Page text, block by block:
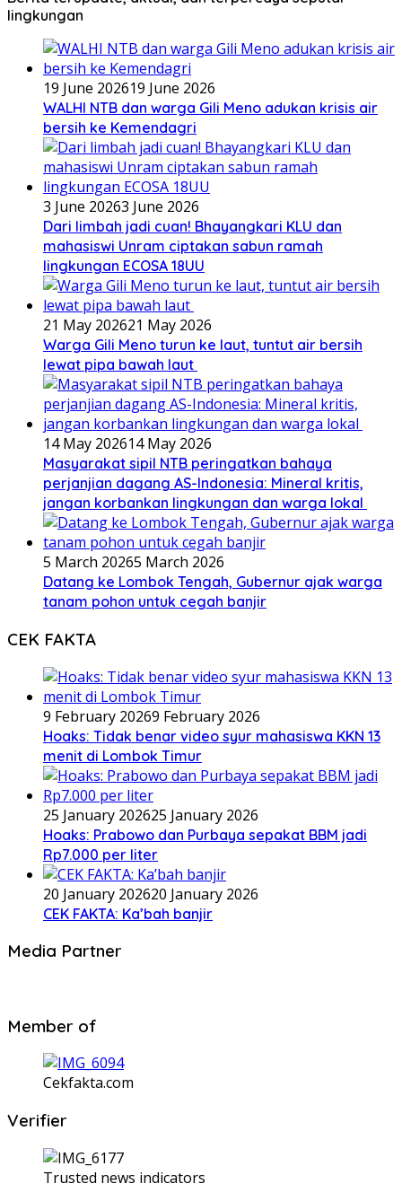
lingkungan
19 June 202619 June 2026
WALHI NTB dan warga Gili Meno adukan krisis air
bersih ke Kemendagri
3 June 20263 June 2026
Dari limbah jadi cuan! Bhayangkari KLU dan
mahasiswi Unram ciptakan sabun ramah
lingkungan ECOSA 18UU
21 May 202621 May 2026
Warga Gili Meno turun ke laut, tuntut air bersih
lewat pipa bawah laut
14 May 202614 May 2026
Masyarakat sipil NTB peringatkan bahaya
perjanjian dagang AS-Indonesia: Mineral kritis,
jangan korbankan lingkungan dan warga lokal
5 March 20265 March 2026
Datang ke Lombok Tengah, Gubernur ajak warga
tanam pohon untuk cegah banjir
CEK FAKTA
9 February 20269 February 2026
Hoaks: Tidak benar video syur mahasiswa KKN 13
menit di Lombok Timur
25 January 202625 January 2026
Hoaks: Prabowo dan Purbaya sepakat BBM jadi
Rp7.000 per liter
20 January 202620 January 2026
CEK FAKTA: Ka’bah banjir
Media Partner
Member of
Cekfakta.com
Verifier
Trusted news indicators